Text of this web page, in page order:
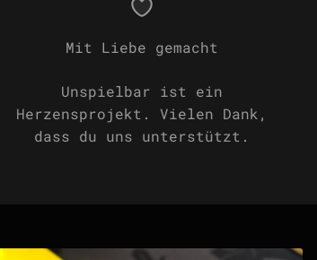
Mit Liebe gemacht
Unspielbar ist ein
Herzensprojekt. Vielen Dank,
dass du uns unterstützt.